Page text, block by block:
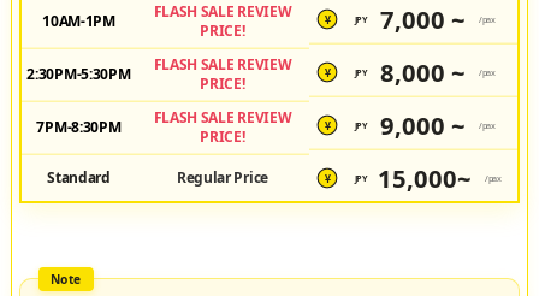
10AM-1PM
FLASH SALE REVIEW
PRICE!
¥ JPY 7,000 ~ /pax
2:30PM-5:30PM
FLASH SALE REVIEW
PRICE!
¥ JPY 8,000 ~ /pax
7PM-8:30PM
FLASH SALE REVIEW
PRICE!
¥ JPY 9,000 ~ /pax
Standard Regular Price ¥ JPY 15,000~ /pax